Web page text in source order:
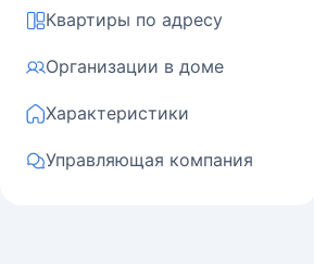
Квартиры по адресу
Организации в доме
Характеристики
Управляющая компания